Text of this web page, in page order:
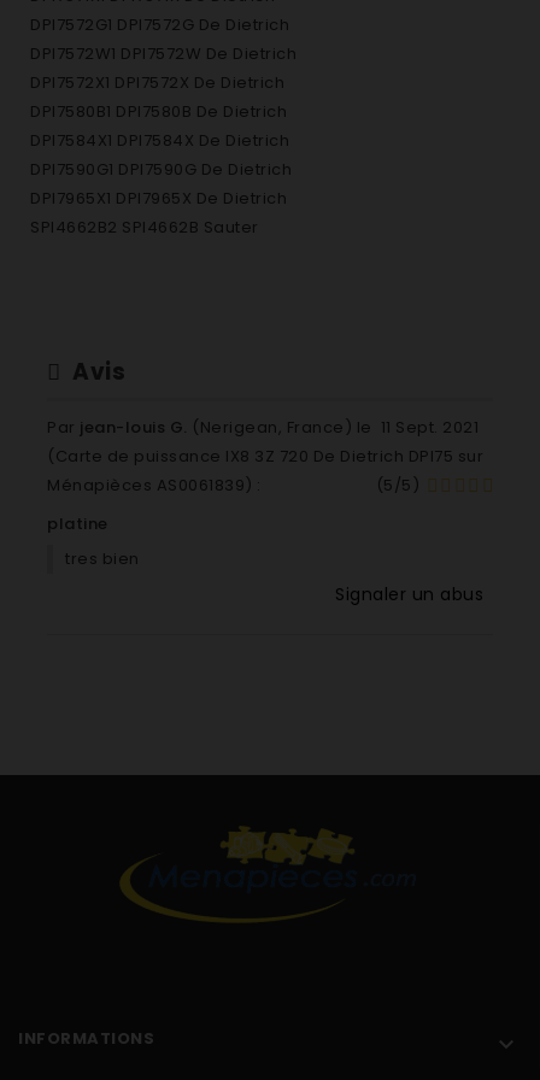
DPI7572G1 DPI7572G De Dietrich
DPI7572W1 DPI7572W De Dietrich
DPI7572X1 DPI7572X De Dietrich
DPI7580B1 DPI7580B De Dietrich
DPI7584X1 DPI7584X De Dietrich
DPI7590G1 DPI7590G De Dietrich
DPI7965X1 DPI7965X De Dietrich
SPI4662B2 SPI4662B Sauter
Avis
Par jean-louis G. (Nerigean, France) le 11 Sept. 2021
( Carte de puissance IX8 3Z 720 De Dietrich DPI75 sur
Ménapièces AS0061839) : (5/5 )
platine
tres bien
Signaler un abus
INFORMATIONS 